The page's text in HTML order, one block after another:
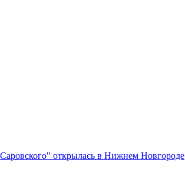
открылась в Нижнем Новгороде